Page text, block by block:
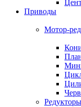
Приводы
Мотор-
Редукторы